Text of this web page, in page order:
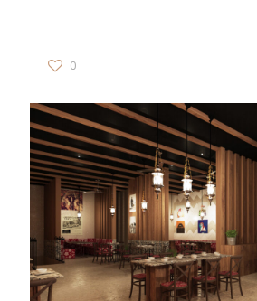
0